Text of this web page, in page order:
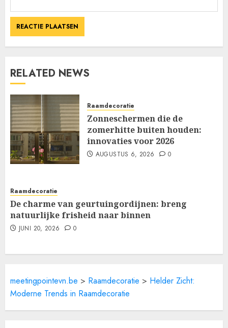
RELATED NEWS
Raamdecoratie
Zonneschermen die de
zomerhitte buiten houden:
innovaties voor 2026
AUGUSTUS 6, 2026 0
Raamdecoratie
De charme van geurtuingordijnen: breng
natuurlijke frisheid naar binnen
JUNI 20, 2026 0
meetingpointevn.be > Raamdecoratie > Helder Zicht:
Moderne Trends in Raamdecoratie